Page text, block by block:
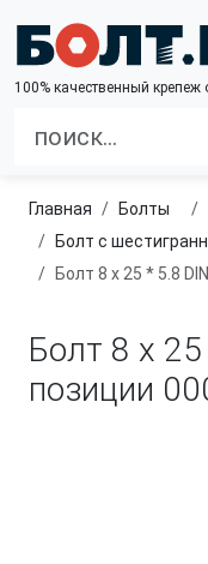
100% качественный крепеж
Главная болты
Болт с шестигранной головкой, полная
Болт 8 х 25 * 5.8
Болт 8 х
позиции